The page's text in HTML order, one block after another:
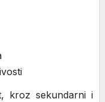
kroz sekundarni i